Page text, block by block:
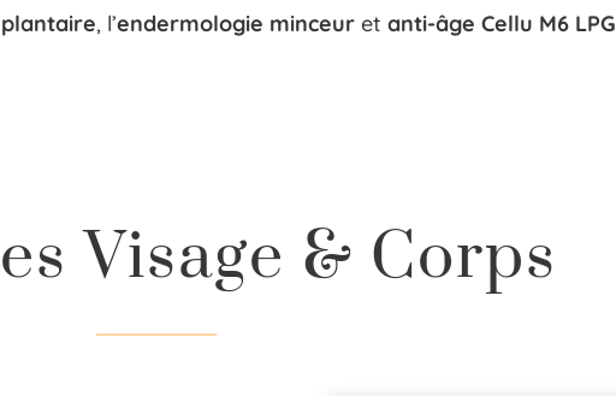
, l’endermologie minceur etanti-âge Cellu M6 LPG
Visage & Corps